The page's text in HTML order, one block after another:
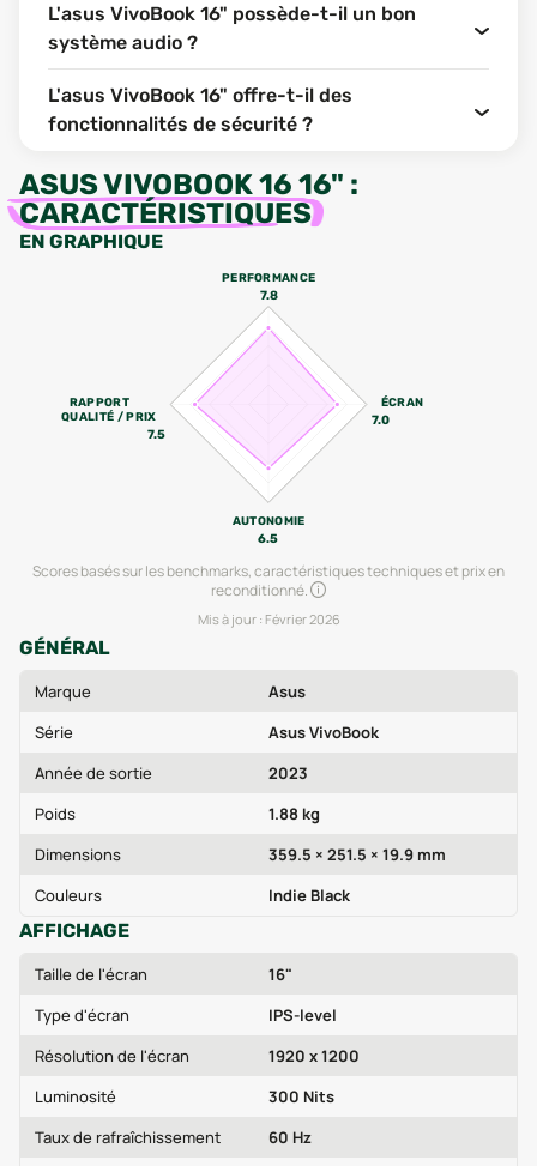
L'asus VivoBook 16" possède-t-il un bon
système audio ?
L'asus VivoBook 16" offre-t-il des
fonctionnalités de sécurité ?
ASUS VIVOBOOK 16 16" :
CARACTÉRISTIQUES
EN GRAPHIQUE
PERFORMANCE
7.8
ÉCRAN
7.0
AUTONOMIE
6.5
RAPPORT
QUALITÉ / PRIX
7.5
Scores basés sur les benchmarks, caractéristiques techniques et prix en
reconditionné.
Mis à jour : Février 2026
GÉNÉRAL
Marque
Asus
Série
Asus VivoBook
Année de sortie
2023
Poids
1.88 kg
Dimensions
359.5 × 251.5 × 19.9 mm
Couleurs
Indie Black
AFFICHAGE
Taille de l'écran
16"
Type d'écran
IPS-level
Résolution de l'écran
1920 x 1200
Luminosité
300 Nits
Taux de rafraîchissement
60 Hz